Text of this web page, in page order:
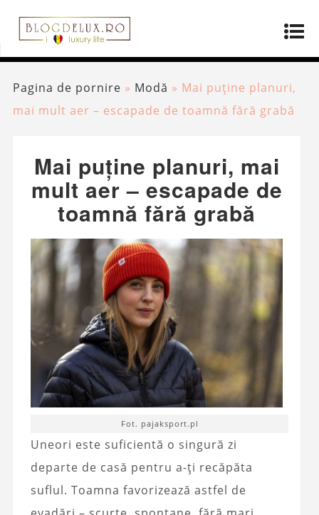
Pagina de pornire » Modă » Mai puține planuri,
mai mult aer – escapade de toamnă fără grabă
Mai puține planuri, mai
mult aer – escapade de
toamnă fără grabă
Fot. pajaksport.pl
Uneori este suficientă o singură zi
departe de casă pentru a-ți recăpăta
suflul. Toamna favorizează astfel de